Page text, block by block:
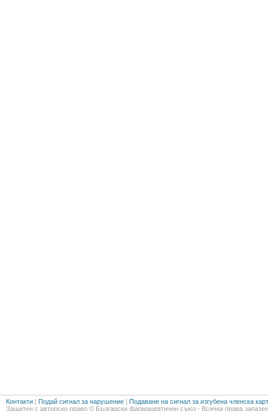
Контакти | Подай сигнал за нарушение | Подаване на сигнал за изгубена членска
Защитен с авторско право © Български фармацевтичен съюз - Всички права